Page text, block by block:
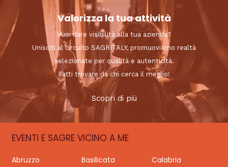
Valorizza la tua attività
Vuoi dare visibilità alla tua azienda?
Unisciti al circuito SAGRITALY, promuoviamo realtà
selezionate per qualità e autenticità.
Fatti trovare da chi cerca il meglio!
Scopri di più
EVENTI E SAGRE VICINO A ME
Abruzzo Basilicata
Calabria